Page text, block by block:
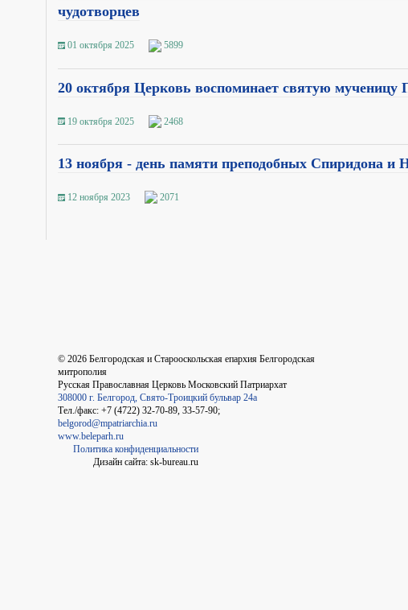
чудотворцев
01 октября 2025 5899
20 октября Церковь воспоминает святую мученицу
19 октября 2025 2468
13 ноября - день памяти преподобных Спиридона и
12 ноября 2023 2071
© 2026 Белгородская и Старооскольская епархия Белгородская
митрополия
Русская Православная Церковь Московский Патриархат
308000 г. Белгород, Свято-Троицкий бульвар 24а
Тел./факс: +7 (4722) 32-70-89, 33-57-90;
belgorod@mpatriarchia.ru
www.beleparh.ru
Политика конфиденциальности
Дизайн сайта: sk-bureau.ru